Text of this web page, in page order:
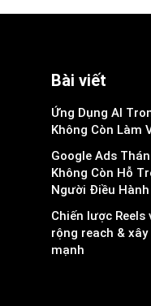
Bài viết
Ứng Dụng AI
Không Còn Làm
Google Ads
Không Còn Hỗ
Người Điều Hành
Chiến lược
rộng reach &
mạnh